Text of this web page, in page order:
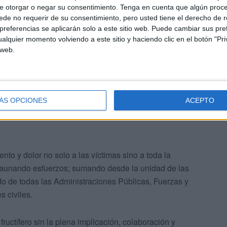
otorgar o negar su consentimiento. Tenga en cuenta que algún
no requerir de su consentimiento, pero usted tiene el derecho de
se aplicarán solo a este sitio web. Puede cambiar sus
momento volviendo a este sitio y haciendo clic en el botón
OPCIONES ACEPTO
a manor de sus parejas y exparejas y solo 12
una violencia oculta y latente que debemos atacar
este año hemos contado una víctima mortal, que dejó
más vulnerables a las que tenemos la obligación de
y dolor no solo a las víctimas sino a toda la
esfuerzos; sumando desde la unidad de las
de todas las Administraciones Públicas, Fuerzas y
civiles.
sin la plena implicación, colaboración y